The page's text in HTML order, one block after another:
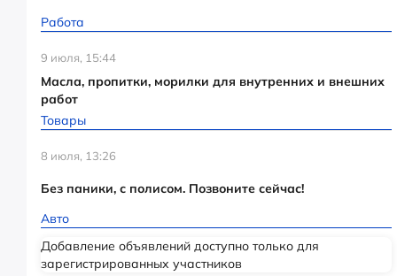
Работа
9 июля, 15:44
Масла, пропитки, морилки для внутренних и внешних
работ
Товары
8 июля, 13:26
Без паники, с полисом. Позвоните сейчас!
Авто
Добавление объявлений доступно только для
зарегистрированных участников